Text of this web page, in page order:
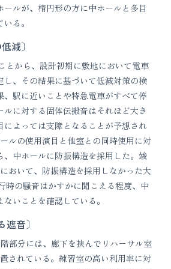
ールが、楕円形の方に中ホールと多目
る。
減〕
とから、設計初期に敷地において電車
し、その結果に基づいて低減対策の検
、駅に近いことや特急電車がすべて停
ルに対する固体伝搬音はそれほど大き
によっては支障となることが予想され
ルの使用演目と他室との同時使用に対
、中ホールに防振構造を採用した。竣
おいて、防振構造を採用しなかった大
時の騒音はかすかに聞こえる程度、中
いことを確認している。
遮音〕
部分には、廊下を挟んでリハーサル室
されている。練習室の高い利用率に対